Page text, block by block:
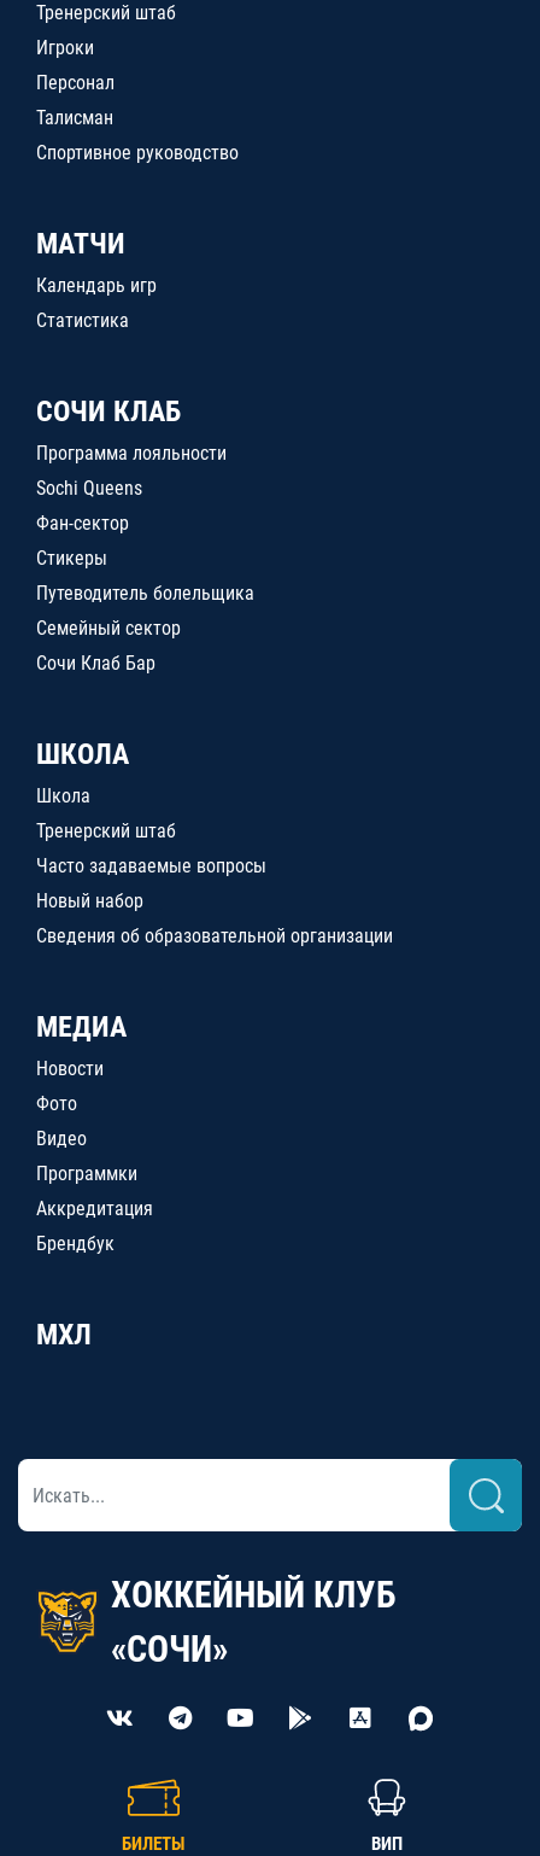
Тренерский штаб
Игроки
Персонал
Талисман
Спортивное руководство
МАТЧИ
Календарь игр
Статистика
СОЧИ КЛАБ
Программа лояльности
Sochi Queens
Фан-сектор
Стикеры
Путеводитель болельщика
Семейный сектор
Сочи Клаб Бар
ШКОЛА
Школа
Тренерский штаб
Часто задаваемые вопросы
Новый набор
Сведения об образовательной организации
МЕДИА
Новости
Фото
Видео
Программки
Аккредитация
Брендбук
МХЛ
ХОККЕЙНЫЙ КЛУБ
«СОЧИ»
БИЛЕТЫ ВИП